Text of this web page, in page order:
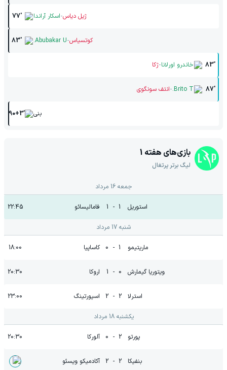
77' اسکار آراندا-ژیل دیاس
83' Abubakar U.-کوتسیاس
83' خاندرو اورلانا-ژکا
87'
Brito T.
-انتف سونگوی
90+3' بنی
بازی‌های هفته 1
لیگ برتر پرتغال
جمعه 16 مرداد
استوریل 1
-
1 فامالیسائو 22:45
شنبه 17 مرداد
ماریتیمو 1
-
0 کاساپیا 18:00
ویتوریا گیمارش 0
-
1 اروکا 20:30
استرلا 2
-
2 اسپورتینگ 23:00
یکشنبه 18 مرداد
پورتو 2
-
0 آلورکا 20:30
بنفیکا 2
-
2 آکادمیکو ویسئو